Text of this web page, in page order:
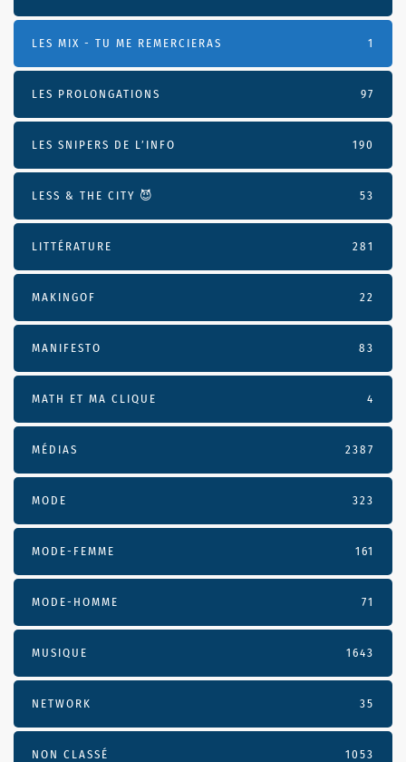
LES MIX - TU ME REMERCIERAS 1
LES PROLONGATIONS 97
LES SNIPERS DE L’INFO 190
LESS & THE CITY 😈 53
LITTÉRATURE 281
MAKINGOF 22
MANIFESTO 83
MATH ET MA CLIQUE 4
MÉDIAS 2387
MODE 323
MODE-FEMME 161
MODE-HOMME 71
MUSIQUE 1643
NETWORK 35
NON CLASSÉ 1053